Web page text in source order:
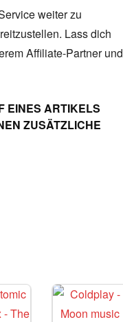
weiter zu
Lass dich
Affiliate-Partner und
EINES ARTIKELS
ZUSÄTZLICHE